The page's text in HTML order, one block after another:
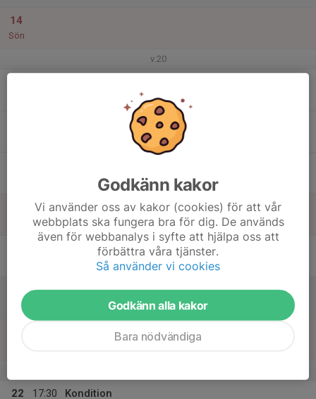
14
Sön
v.20
Jeje's Gym
Kondition
Åmåls Ishall
Lör
22
17:30
Kondition
Godkänn kakor
Vi använder oss av kakor (cookies) för att vår
webbplats ska fungera bra för dig. De används
även för webbanalys i syfte att hjälpa oss att
förbättra våra tjänster.
Så använder vi cookies
Godkänn alla kakor
Bara nödvändiga